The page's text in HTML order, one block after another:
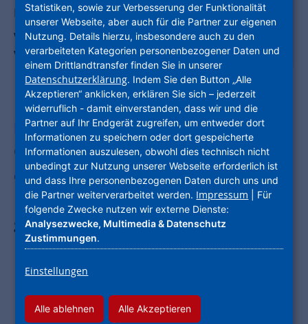
REFERENZEN
VON MODULBAUWEISE BIS ZUM
VIRTUELLEN MODELLING
Lernen Sie unsere Teams in der
Projektentwicklung und im Neubau
kennen. Auch als
Grundstücksverkäufer finden Sie auf
dieser Seite alle relevanten
Informationen. Interessante Einblicke
geben auch unsere Praxisbeispiele und
Referenzen.
Statistiken, sowie zur Verbesserung der Funktionalität
unserer Webseite, aber auch für die Partner zur eigenen
Nutzung. Details hierzu, insbesondere auch zu den
verarbeiteten Kategorien personenbezogener Daten und
einem Drittlandtransfer finden Sie in unserer
Datenschutzerklärung. Indem Sie den Button „Alle
Akzeptieren“ anklicken, erklären Sie sich – jederzeit
widerruflich - damit einverstanden, dass wir und die
Partner auf Ihr Endgerät zugreifen, um entweder dort
Informationen zu speichern oder dort gespeicherte
Informationen auszulesen, obwohl dies technisch nicht
unbedingt zur Nutzung unserer Webseite erforderlich ist
und dass Ihre personenbezogenen Daten durch uns und
die Partner weiterverarbeitet werden. Impressum | Für
folgende Zwecke nutzen wir externe Dienste:
Analysezwecke, Multimedia & Datenschutz
Zustimmungen.
Einstellungen
Alle ablehnen Alle Akzeptieren